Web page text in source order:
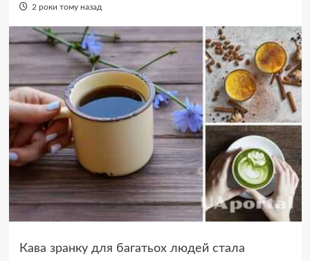
2 роки тому назад
Кава зранку для багатьох людей стала